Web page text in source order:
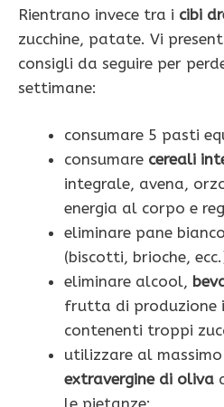
Rientrano invece tra i cibi
zucchine, patate. Vi
consigli da seguire per
settimane:
consumare 5 pasti
consumare cereali
integrale, avena,
energia al corpo e
eliminare pane
(biscotti, brioche,
eliminare alcool,
frutta di produzione
contenenti troppi
utilizzare al
extravergine di oliva